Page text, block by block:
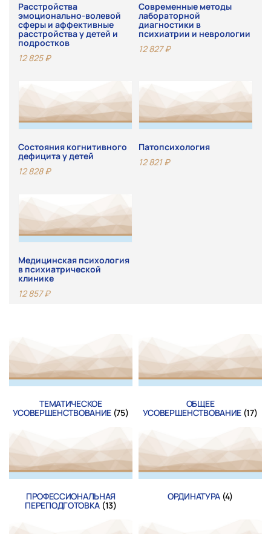
Расстройства
эмоционально-волевой
сферы и аффективные
расстройства у детей и
подростков
12 825₽
Современные методы
лабораторной
диагностики в
психиатрии и неврологии
12 827₽
Состояния когнитивного
дефицита у детей
12 828₽
Патопсихология
12 821₽
Медицинская психология
в психиатрической
клинике
12 857₽
ТЕМАТИЧЕСКОЕ
УСОВЕРШЕНСТВОВАНИЕ (75)
ОБЩЕЕ
УСОВЕРШЕНСТВОВАНИЕ (17)
ПРОФЕССИОНАЛЬНАЯ
ПЕРЕПОДГОТОВКА (13)
ОРДИНАТУРА (4)